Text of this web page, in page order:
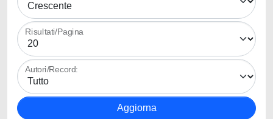
Risultati/Pagina
Autori/Record: